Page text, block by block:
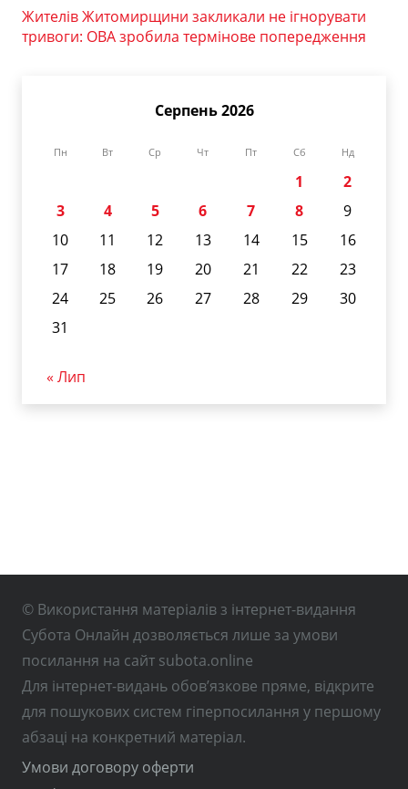
Жителів Житомирщини закликали не ігнорувати
тривоги: ОВА зробила термінове попередження
Серпень 2026
Пн Вт Ср Чт Пт Сб Нд
1
2
3
4 5 6 7 8
9
10
11 12 13 14 15
16
17
18 19 20 21 22
23
24
25 26 27 28 29
30
31
« Лип
© Використання матеріалів з інтернет-видання
Субота Онлайн дозволяється лише за умови
посилання на сайт subota.online
Для інтернет-видань обов’язкове пряме, відкрите
для пошукових систем гіперпосилання у першому
абзаці на конкретний матеріал.
Умови договору оферти